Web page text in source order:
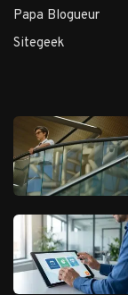
Papa Blogueur
Sitegeek